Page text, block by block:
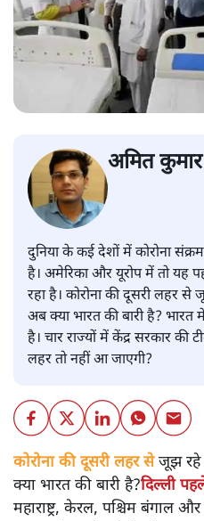
अमित
दुनिया के कई देशों में कोरोना
है। अमेरिका और यूरोप में तो यह
रहा है। कोरोना की दूसरी लहर
अब क्या भारत की बारी है? भारत
है। चार राज्यों में केंद्र सरकार की
लहर तो नहीं आ जाएगी?
कोरोना की दूसरी लहर सेजूझ रहे
क्या भारत की बारी है?दिल्ली
महाराष्ट्र, केरल, पश्चिम बंगाल